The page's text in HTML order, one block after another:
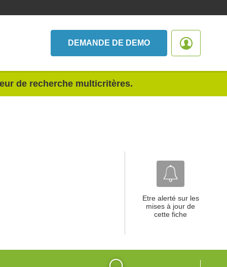
DEMANDE DE DEMO
de recherche multicritères.
Etre alerté sur les
mises à jour de
cette fiche